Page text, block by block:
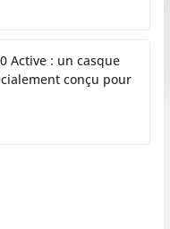
Active : un casque
conçu pour